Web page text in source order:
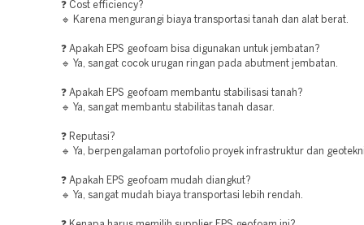
❓ Cost efficiency?
🔹 Karena mengurangi biaya transportasi tanah dan alat berat.
❓ Apakah EPS geofoam bisa digunakan untuk jembatan?
🔹 Ya, sangat cocok urugan ringan pada abutment jembatan.
❓ Apakah EPS geofoam membantu stabilisasi tanah?
🔹 Ya, sangat membantu stabilitas tanah dasar.
❓ Reputasi?
🔹 Ya, berpengalaman portofolio proyek infrastruktur dan
❓ Apakah EPS geofoam mudah diangkut?
🔹 Ya, sangat mudah biaya transportasi lebih rendah.